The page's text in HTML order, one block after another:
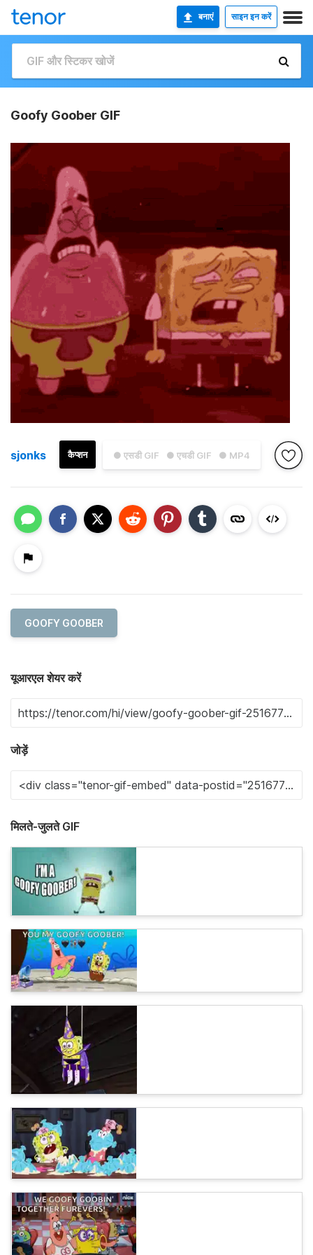
बनाएं साइन इन करें
Goofy Goober GIF
● एसडी GIF ● एचडी GIF ● MP4
कैप्शन
sjonks
GOOFY GOOBER
यूआरएल शेयर करें
जोड़ें
मिलते-जुलते GIF